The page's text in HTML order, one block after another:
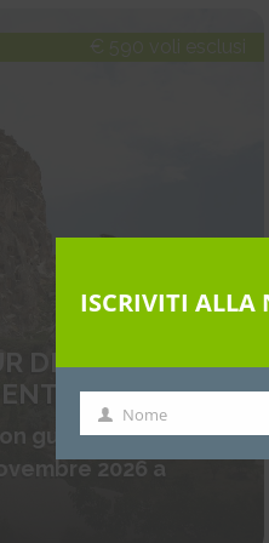
€ 590 voli esclusi
DI GRUPPO
guida in italiano
2026 a
ISCRIVITI ALLA
NomeNome